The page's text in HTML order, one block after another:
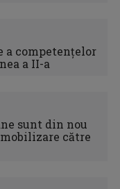
a competențelor
a II-a
sunt din nou
către